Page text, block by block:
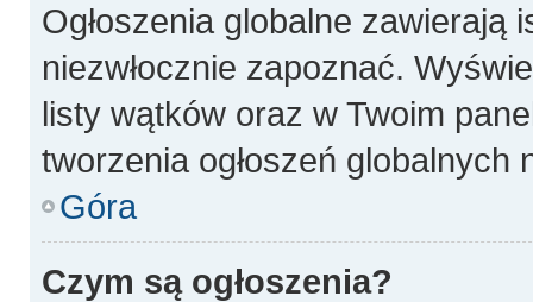
Ogłoszenia globalne
niezwłocznie zapoznać.
listy wątków oraz w Twoim
tworzenia ogłoszeń globalnych
Góra
Czym są ogłoszenia?